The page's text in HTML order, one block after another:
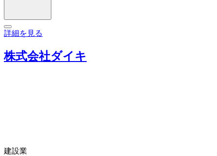
詳細を見る
株式会社ダイキ
建設業